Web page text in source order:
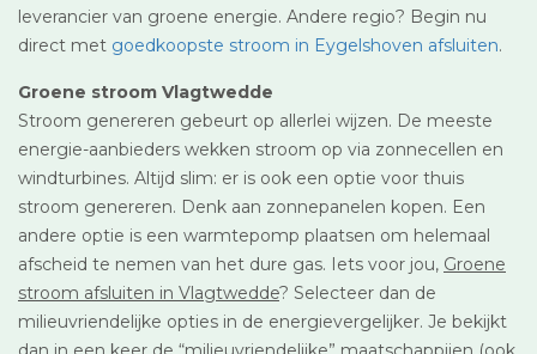
leverancier van groene energie. Andere regio? Begin nu
direct met goedkoopste stroom in Eygelshoven afsluiten.
Groene stroom Vlagtwedde
Stroom genereren gebeurt op allerlei wijzen. De meeste
energie-aanbieders wekken stroom op via zonnecellen en
windturbines. Altijd slim: er is ook een optie voor thuis
stroom genereren. Denk aan zonnepanelen kopen. Een
andere optie is een warmtepomp plaatsen om helemaal
afscheid te nemen van het dure gas. Iets voor jou, Groene
stroom afsluiten in Vlagtwedde? Selecteer dan de
milieuvriendelijke opties in de energievergelijker. Je bekijkt